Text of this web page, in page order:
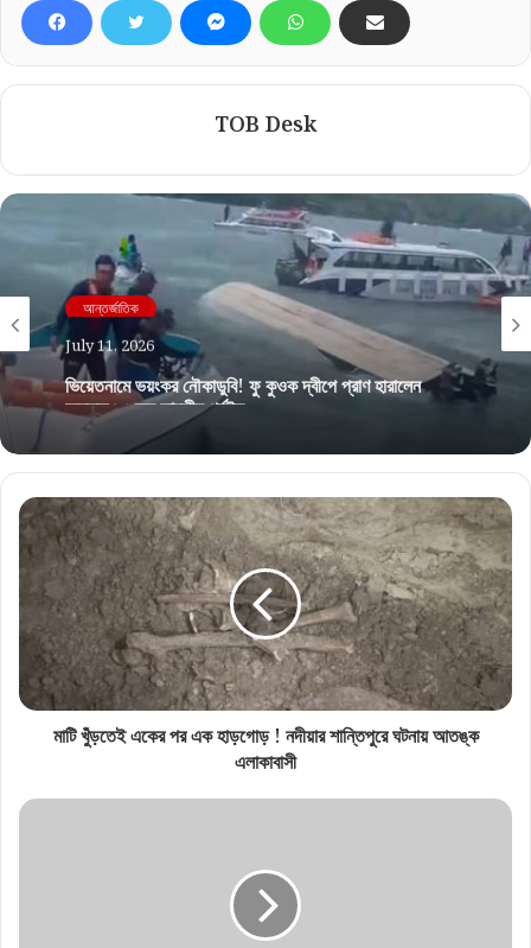
TOB Desk
আন্তর্জাতিক
July 12, 2026
উৎসবের ভিড়ে রক্তাক্ত টরন্টো, প্রকাশ্যে গুলিতে নিহত একাধিক
আন্তর্জাতিক
July 11, 2026
ভিয়েতনামে ভয়ংকর নৌকাডুবি! ফু কুওক দ্বীপে প্রাণ হারালেন
অন্তত ১৫ জন ভারতীয় পর্যটক
মাটি খুঁড়তেই একের পর এক হাড়গোড় ! নদীয়ার শান্তিপুরে ঘটনায় আতঙ্ক
এলাকাবাসী